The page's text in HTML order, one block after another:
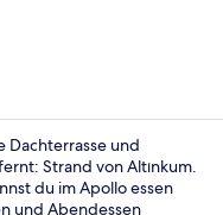
Dachterrasse und
Strand von Altınkum.
du im Apollo essen
und Abendessen